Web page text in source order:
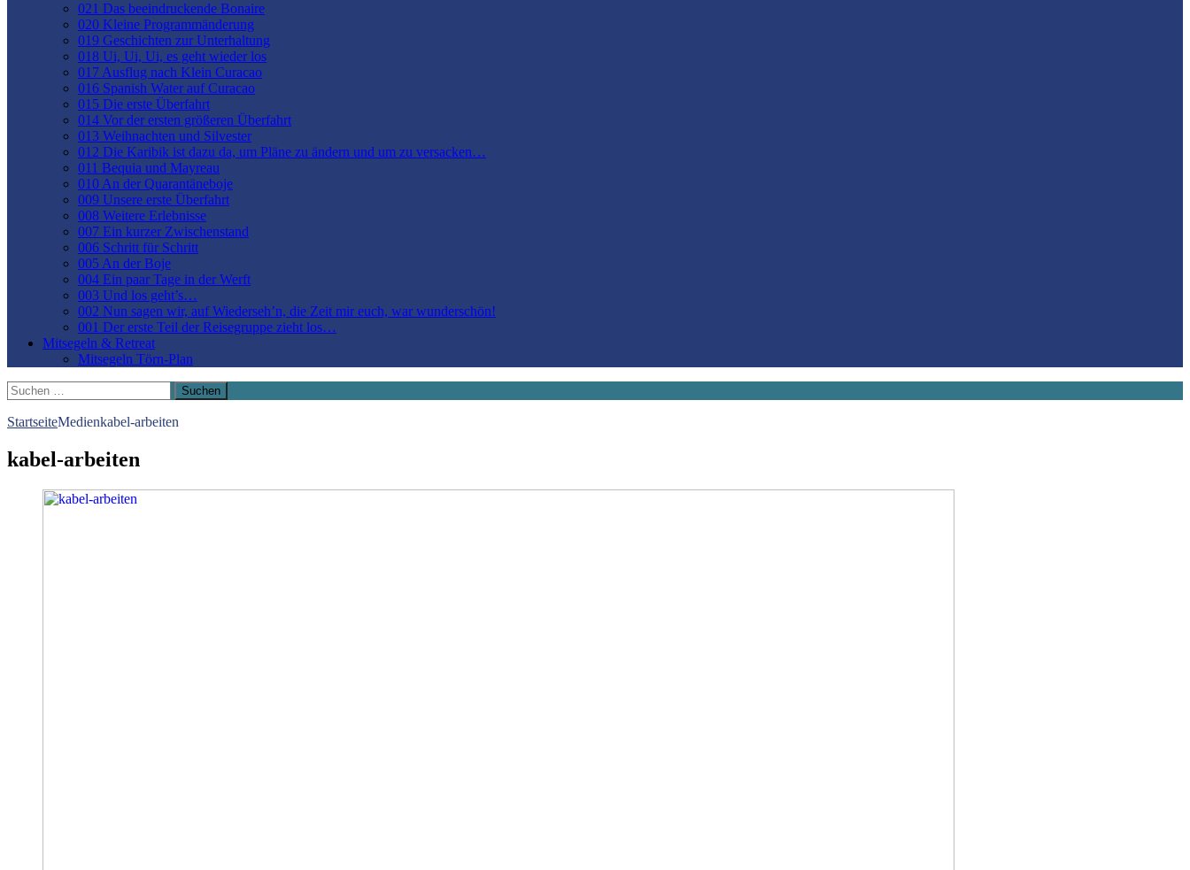
021 Das beeindruckende Bonaire
020 Kleine Programmänderung
019 Geschichten zur Unterhaltung
018 Ui, Ui, Ui, es geht wieder los
017 Ausflug nach Klein Curacao
016 Spanish Water auf Curacao
015 Die erste Überfahrt
014 Vor der ersten größeren Überfahrt
013 Weihnachten und Silvester
012 Die Karibik ist dazu da, um Pläne zu ändern und um zu versacken…
011 Bequia und Mayreau
010 An der Quarantäneboje
009 Unsere erste Überfahrt
008 Weitere Erlebnisse
007 Ein kurzer Zwischenstand
006 Schritt für Schritt
005 An der Boje
004 Ein paar Tage in der Werft
003 Und los geht’s…
002 Nun sagen wir, auf Wiederseh’n, die Zeit mir euch, war wunderschön!
001 Der erste Teil der Reisegruppe zieht los…
Mitsegeln & Retreat
Mitsegeln Törn-Plan
Suchen
nach:
StartseiteMedienkabel-arbeiten
kabel-arbeiten